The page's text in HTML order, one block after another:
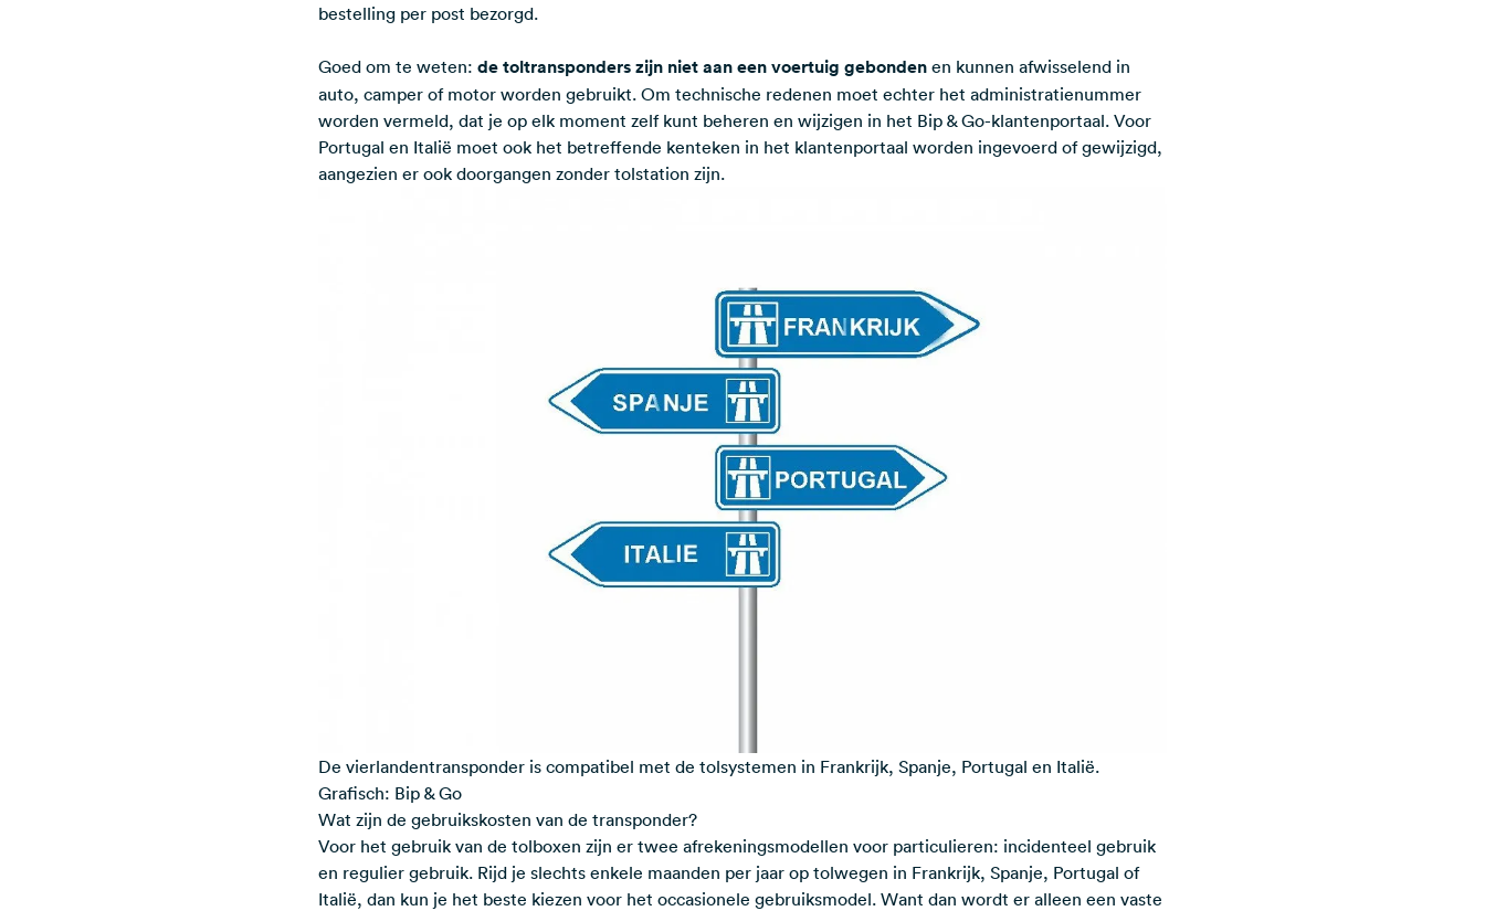
bestelling per post bezorgd.
Goed om te weten: de toltransponders zijn niet aan een voertuig gebonden en kunnen afwisselend in
auto, camper of motor worden gebruikt. Om technische redenen moet echter het administratienummer
worden vermeld, dat je op elk moment zelf kunt beheren en wijzigen in het Bip & Go-klantenportaal. Voor
Portugal en Italië moet ook het betreffende kenteken in het klantenportaal worden ingevoerd of gewijzigd,
aangezien er ook doorgangen zonder tolstation zijn.
De vierlandentransponder is compatibel met de tolsystemen in Frankrijk, Spanje, Portugal en Italië.
Grafisch: Bip & Go
Wat zijn de gebruikskosten van de transponder?
Voor het gebruik van de tolboxen zijn er twee afrekeningsmodellen voor particulieren: incidenteel gebruik
en regulier gebruik. Rijd je slechts enkele maanden per jaar op tolwegen in Frankrijk, Spanje, Portugal of
Italië, dan kun je het beste kiezen voor het occasionele gebruiksmodel. Want dan wordt er alleen een vaste